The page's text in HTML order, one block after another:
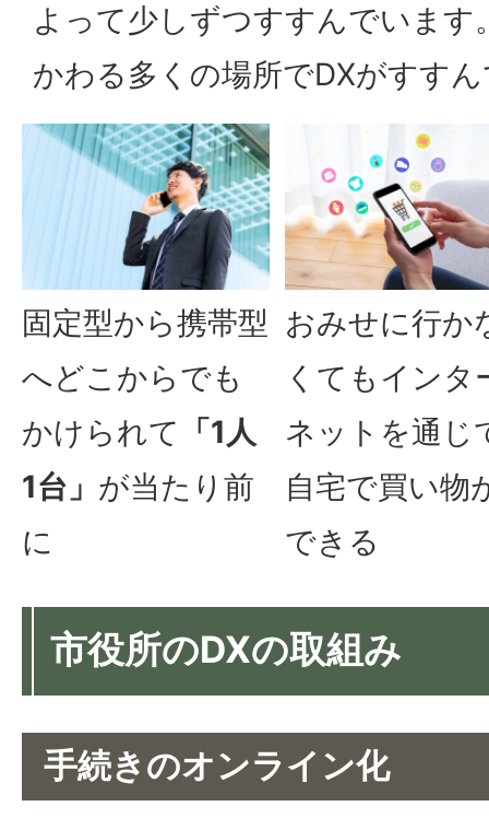
よって少しずつすすんでいます
かわる多くの場所でDXがすす
固定型から携帯型
へどこからでも
かけられて 「1人
1台」 が当たり前
に
おみせに行か
くてもインタ
ネットを通じ
自宅で買い物
できる
市役所のDXの取組み
手続きのオンライン化